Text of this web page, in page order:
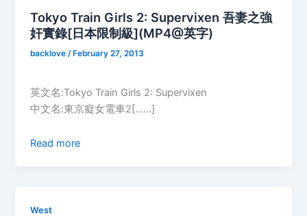
Tokyo Train Girls 2: Supervixen 吾妻之強
奸實錄[日本限制級](MP4@英字)
backlove/ February 27, 2013
英文名:Tokyo Train Girls 2: Supervixen
中文名:東京癡女電車2[……]
Read more
West